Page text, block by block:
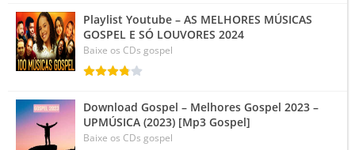
Playlist Youtube – AS MELHORES MÚSICAS
GOSPEL E SÓ LOUVORES 2024
Baixe os CDs gospel
Download Gospel – Melhores Gospel 2023 –
UPMÚSICA (2023) [Mp3 Gospel]
Baixe os CDs gospel